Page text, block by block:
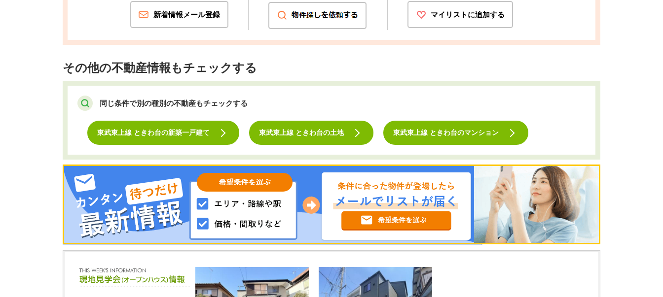
新着情報メール登録 マイリストに追加する
その他の不動産情報もチェックする
同じ条件で別の種別の不動産もチェックする
東武東上線 ときわ台の新築一戸建て 東武東上線 ときわ台の土地 東武東上線 ときわ台のマンション